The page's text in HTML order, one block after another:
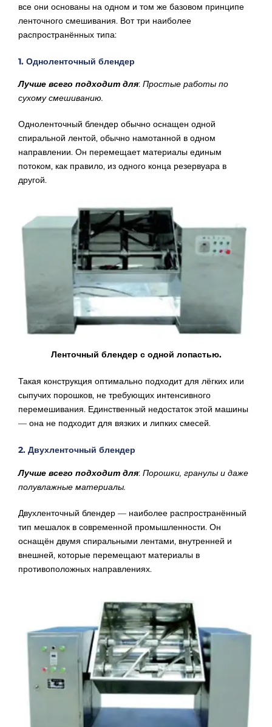
все они основаны на одном и том же базовом принципе
ленточного смешивания. Вот три наиболее
распространённых типа:
1. Одноленточный блендер
Лучше всего подходит для: Простые работы по
сухому смешиванию.
Одноленточный блендер обычно оснащен одной
спиральной лентой, обычно намотанной в одном
направлении. Он перемещает материалы единым
потоком, как правило, из одного конца резервуара в
другой.
Ленточный блендер с одной лопастью.
Такая конструкция оптимально подходит для лёгких или
сыпучих порошков, не требующих интенсивного
перемешивания. Единственный недостаток этой машины
— она не подходит для вязких и липких смесей.
2. Двухленточный блендер
Лучше всего подходит для: Порошки, гранулы и даже
полувлажные материалы.
Двухленточный блендер — наиболее распространённый
тип мешалок в современной промышленности. Он
оснащён двумя спиральными лентами, внутренней и
внешней, которые перемещают материалы в
противоположных направлениях.